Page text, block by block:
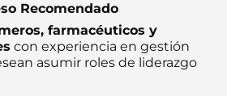
Recomendado
farmacéuticos y
con experiencia en gestión
asumir roles de liderazgo